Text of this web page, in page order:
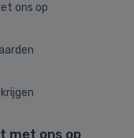
ons op
met ons op